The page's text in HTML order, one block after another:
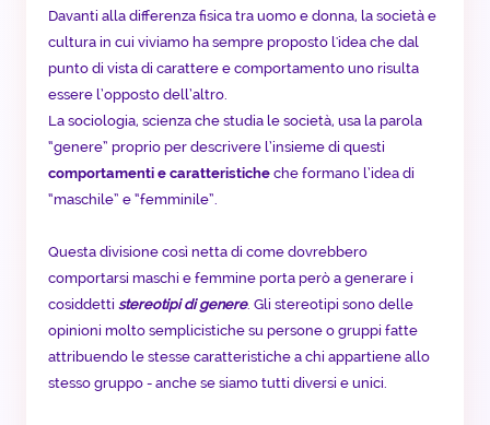
Davanti alla differenza fisica tra uomo e donna, la società e
cultura in cui viviamo ha sempre proposto l'idea che dal
punto di vista di carattere e comportamento uno risulta
essere l’opposto dell’altro.
La sociologia, scienza che studia le società, usa la parola
“genere” proprio per descrivere l’insieme di questi
comportamenti e caratteristiche che formano l’idea di
“maschile” e “femminile”.
Questa divisione così netta di come dovrebbero
comportarsi maschi e femmine porta però a generare i
cosiddetti stereotipi di genere. Gli stereotipi sono delle
opinioni molto semplicistiche su persone o gruppi fatte
attribuendo le stesse caratteristiche a chi appartiene allo
stesso gruppo - anche se siamo tutti diversi e unici.